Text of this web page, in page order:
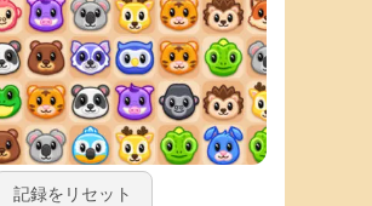
記録をリセット